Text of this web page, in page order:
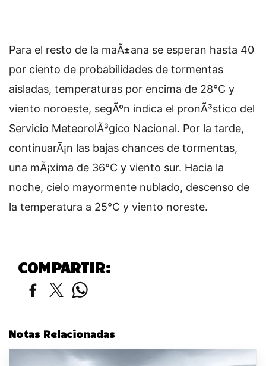
Para el resto de la maÃ±ana se esperan hasta 40
por ciento de probabilidades de tormentas
aisladas, temperaturas por encima de 28°C y
viento noroeste, segÃºn indica el pronÃ³stico del
Servicio MeteorolÃ³gico Nacional. Por la tarde,
continuarÃ¡n las bajas chances de tormentas,
una mÃ¡xima de 36°C y viento sur. Hacia la
noche, cielo mayormente nublado, descenso de
la temperatura a 25°C y viento noreste.
COMPARTIR:
Notas Relacionadas